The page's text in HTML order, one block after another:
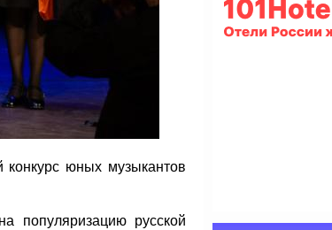
юных музыкантов
популяризацию русской